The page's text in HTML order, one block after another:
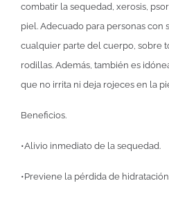
combatir la sequedad, xerosis,
piel. Adecuado para personas con
cualquier parte del cuerpo, sobre
rodillas. Además, también es
que no irrita ni deja rojeces en la
Beneficios.
•Alivio inmediato de la sequedad.
•Previene la pérdida de